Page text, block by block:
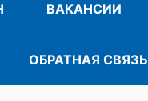
ВАКАНСИИ
ОБРАТНАЯ СВЯЗЬ